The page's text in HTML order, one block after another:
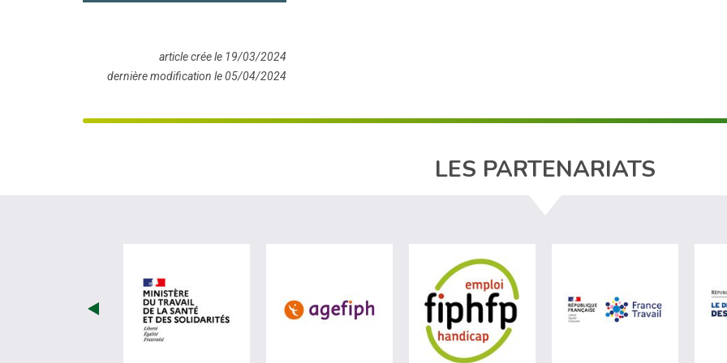
article crée le 19/03/2024
dernière modification le 05/04/2024
LES PARTENARIATS
visiter les site de Ministère du travail (nouvelle fenêtre)
visiter les site de Agefiph (nouvelle fenêtre)visiter les site de Fiphfp (nouvellevisiter les